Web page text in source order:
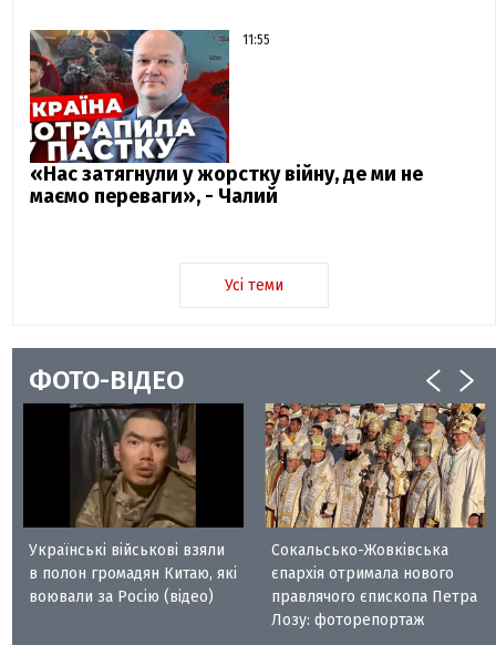
11:55
«Нас затягнули у жорстку війну, де ми не
маємо переваги», - Чалий
Усі теми
ФОТО-ВІДЕО
Українські військові взяли
в полон громадян Китаю, які
воювали за Росію (відео)
Сокальсько-Жовківська
єпархія отримала нового
правлячого єпископа Петра
Лозу: фоторепортаж